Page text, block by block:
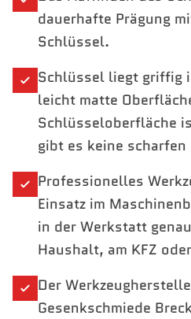
dauerhafte Prägung
Schlüssel.
Schlüssel liegt griffig
leicht matte
Schlüsseloberfläche
gibt es keine scharfen
Professionelles
Einsatz im
in der Werkstatt
Haushalt, am KFZ
Der
Gesenkschmiede